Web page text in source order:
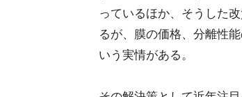
っているほか、そうした
るが、膜の価格、分離性
いう実情がある。